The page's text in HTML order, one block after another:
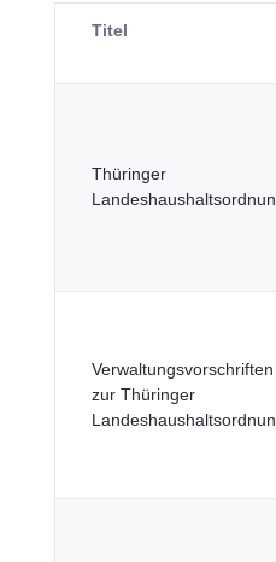
Titel
Thüringer
Verwaltungsvorschriften
zur Thüringer